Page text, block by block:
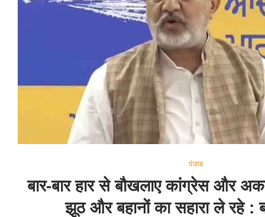
पंजाब
बार-बार हार से बौखलाए कांग्रेस और
झूठ और बहानों का सहारा ले रहे :